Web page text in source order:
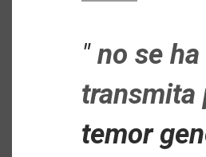
"no se
transmita
temor